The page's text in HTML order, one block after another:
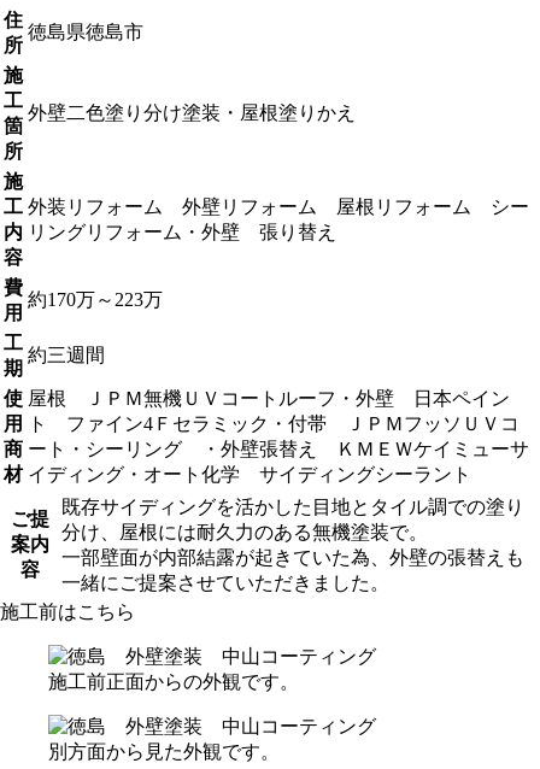
住
所
徳島県徳島市
施
工
箇
所
外壁二色塗り分け塗装・屋根塗りかえ
施
工
内
容
外装リフォーム 外壁リフォーム 屋根リフォーム シー
リングリフォーム・外壁 張り替え
費
用
約170万～223万
工
期
約三週間
使
用
商
材
屋根 ＪＰＭ無機ＵＶコートルーフ・外壁 日本ペイン
ト ファイン4Ｆセラミック・付帯 ＪＰＭフッソＵＶコ
ート・シーリング ・外壁張替え ＫＭＥＷケイミューサ
イディング・オート化学 サイディングシーラント
ご提
案内
容
既存サイディングを活かした目地とタイル調での塗り
分け、屋根には耐久力のある無機塗装で。
一部壁面が内部結露が起きていた為、外壁の張替えも
一緒にご提案させていただきました。
施工前はこちら
施工前正面からの外観です。
別方面から見た外観です。